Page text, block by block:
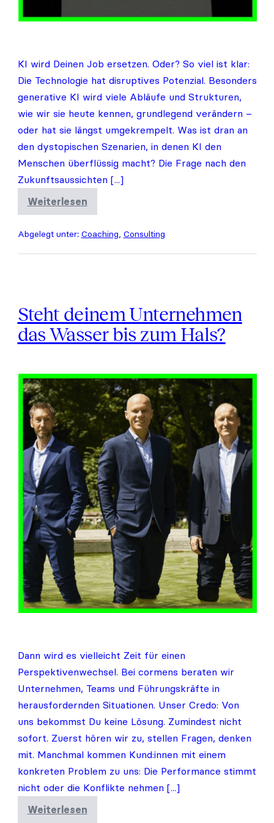
KI wird Deinen Job ersetzen. Oder? So viel ist klar:
Die Technologie hat disruptives Potenzial. Besonders
generative KI wird viele Abläufe und Strukturen,
wie wir sie heute kennen, grundlegend verändern –
oder hat sie längst umgekrempelt. Was ist dran an
den dystopischen Szenarien, in denen KI den
Menschen überflüssig macht? Die Frage nach den
Zukunftsaussichten [...]
Weiterlesen
Wie
wird
die
Branche
Abgelegt unter: Coaching, Consulting
Steht deinem Unternehmen
das Wasser bis zum Hals?
Steht
deinem
Unternehmen
das
Wasser
bis
zum
Hals?
Dann wird es vielleicht Zeit für einen
Perspektivenwechsel. Bei cormens beraten wir
Unternehmen, Teams und Führungskräfte in
herausfordernden Situationen. Unser Credo: Von
uns bekommst Du keine Lösung. Zumindest nicht
sofort. Zuerst hören wir zu, stellen Fragen, denken
mit. Manchmal kommen Kund:innen mit einem
konkreten Problem zu uns: Die Performance stimmt
nicht oder die Konflikte nehmen [...]
Weiterlesen
Steht